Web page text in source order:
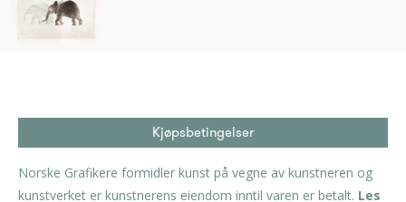
Kjøpsbetingelser
Norske Grafikere formidler kunst på vegne av kunstneren og
kunstverket er kunstnerens eiendom inntil varen er betalt. Les